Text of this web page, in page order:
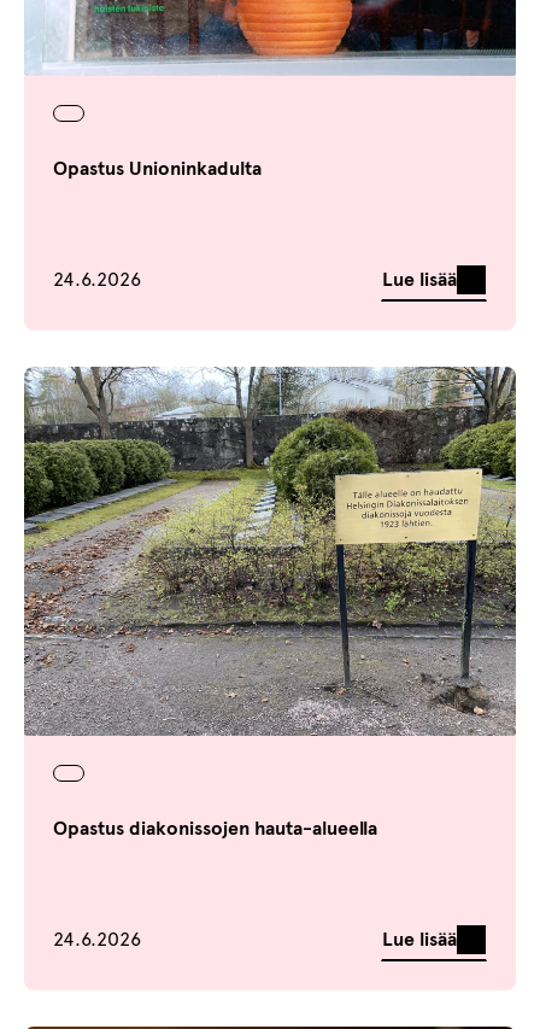
Opastus Unioninkadulta
Julkaistu
24.6.2026 Lue lisää
Opastus diakonissojen hauta-alueella
Julkaistu
24.6.2026 Lue lisää